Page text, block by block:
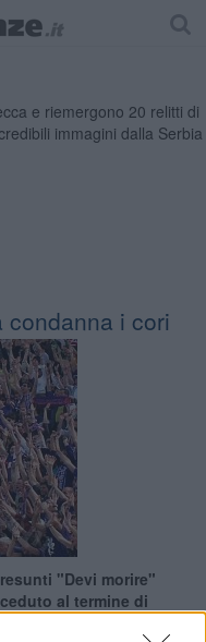
i cori
"Devi morire"
al termine di